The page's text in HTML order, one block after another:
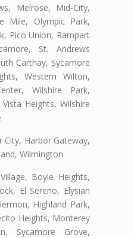
Melrose, Mid-City,
Mile, Olympic Park,
Pico Union, Rampart
St. Andrews
Carthay, Sycamore
Western Wilton,
Wilshire Park,
Heights, Wilshire
City, Harbor Gateway,
Wilmington
Boyle Heights,
El Sereno, Elysian
Highland Park,
Heights, Monterey
Sycamore Grove,